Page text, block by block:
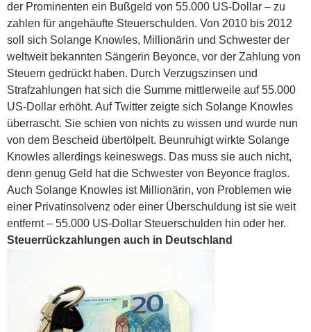
der Prominenten ein Bußgeld von 55.000 US-Dollar – zu
zahlen für angehäufte Steuerschulden. Von 2010 bis 2012
soll sich Solange Knowles, Millionärin und Schwester der
weltweit bekannten Sängerin Beyonce, vor der Zahlung von
Steuern gedrückt haben. Durch Verzugszinsen und
Strafzahlungen hat sich die Summe mittlerweile auf 55.000
US-Dollar erhöht. Auf Twitter zeigte sich Solange Knowles
überrascht. Sie schien von nichts zu wissen und wurde nun
von dem Bescheid übertölpelt. Beunruhigt wirkte Solange
Knowles allerdings keineswegs. Das muss sie auch nicht,
denn genug Geld hat die Schwester von Beyonce fraglos.
Auch Solange Knowles ist Millionärin, von Problemen wie
einer Privatinsolvenz oder einer Überschuldung ist sie weit
entfernt – 55.000 US-Dollar Steuerschulden hin oder her.
Steuerrückzahlungen auch in Deutschland